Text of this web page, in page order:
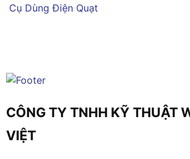
Cụ Dùng Điện Quạt
CÔNG TY TNHH KỸ THUẬT
VIỆT